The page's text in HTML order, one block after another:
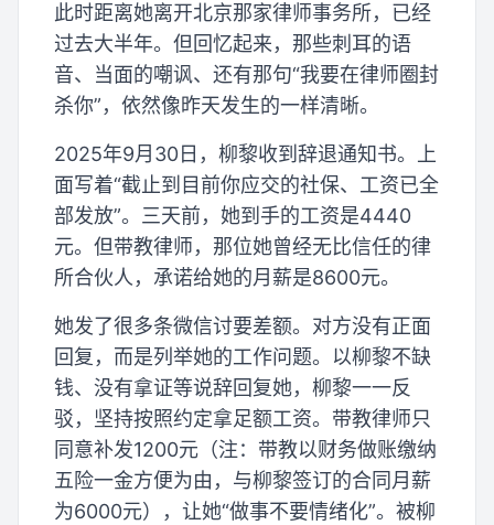
此时距离她离开北京那家律师事务所，已经
过去大半年。但回忆起来，那些刺耳的语
音、当面的嘲讽、还有那句“我要在律师圈封
杀你”，依然像昨天发生的一样清晰。
2025年9月30日，柳黎收到辞退通知书。上
面写着“截止到目前你应交的社保、工资已全
部发放”。三天前，她到手的工资是4440
元。但带教律师，那位她曾经无比信任的律
所合伙人，承诺给她的月薪是8600元。
她发了很多条微信讨要差额。对方没有正面
回复，而是列举她的工作问题。以柳黎不缺
钱、没有拿证等说辞回复她，柳黎一一反
驳，坚持按照约定拿足额工资。带教律师只
同意补发1200元（注：带教以财务做账缴纳
五险一金方便为由，与柳黎签订的合同月薪
为6000元），让她“做事不要情绪化”。被柳